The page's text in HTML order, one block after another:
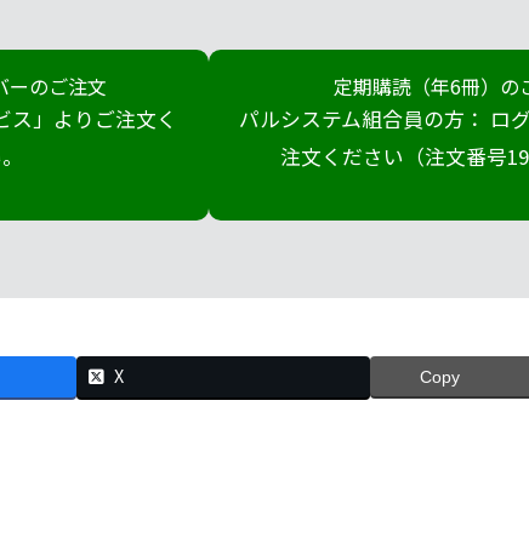
ーのご注文
ス」よりご注文く
定期購読（年6冊）の
パルシステム組合員の方： ロ
注文ください（注文番号
X Copy